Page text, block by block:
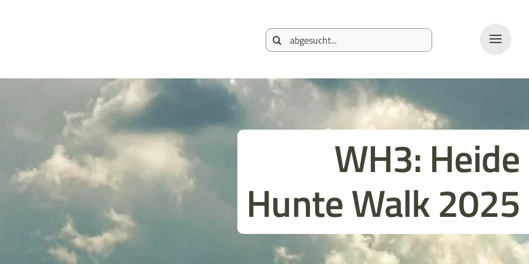
Suche
WH3: Heide
Hunte Walk 2025